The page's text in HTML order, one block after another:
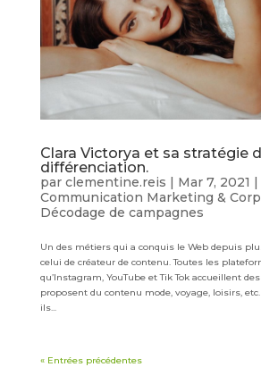
Clara Victorya et sa stratégie
différenciation.
par clementine.reis Mar 7, 2021
Communication Marketing &
Décodage de campagnes
Un des métiers qui a conquis le Web depuis
celui de créateur de contenu. Toutes les
qu’Instagram, YouTube et Tik Tok accueillent
proposent du contenu mode, voyage, loisirs,
ils...
« Entrées précédentes